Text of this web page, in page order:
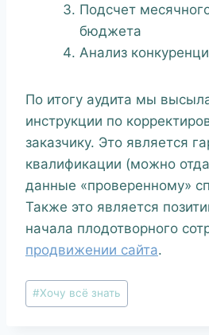
Подсчет
бюджета
Анализ
По итогу аудита мы
инструкции по
заказчику. Это является
квалификации (можно
данные «проверенному»
Также это является
начала плодотворного
продвижении сайта.
#Хочу всё знать